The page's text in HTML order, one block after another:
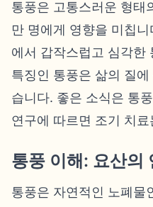
통풍은 고통스러운 형태
만 명에게 영향을 미칩
에서 갑작스럽고 심각한
특징인 통풍은 삶의 질
습니다. 좋은 소식은 통
연구에 따르면 조기 치
통풍 이해: 요산의
통풍은 자연적인 노폐물